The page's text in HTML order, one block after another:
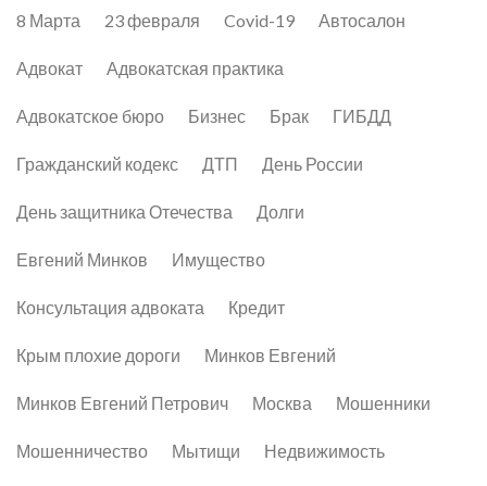
8 Марта 23 февраля Covid-19 Автосалон
Адвокат Адвокатская практика
Адвокатское бюро Бизнес Брак ГИБДД
Гражданский кодекс ДТП День России
День защитника Отечества Долги
Евгений Минков Имущество
Консультация адвоката Кредит
Крым плохие дороги Минков Евгений
Минков Евгений Петрович Москва Мошенники
Мошенничество Мытищи Недвижимость